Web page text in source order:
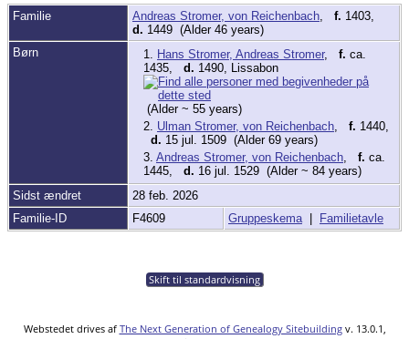
Familie Andreas Stromer, von Reichenbach f. 1403,
d. 1449 (Alder 46 years)
Børn
1. Hans Stromer, Andreas Stromer, f. ca.
1435, d. 1490, Lissabon
(Alder ~ 55 years)
2. Ulman Stromer, von Reichenbach f. 1440,
d. 15 jul. 1509 (Alder 69 years)
3. Andreas Stromer, von Reichenbach f. ca.
1445, d. 16 jul. 1529 (Alder ~ 84 years)
Sidst ændret
28 feb. 2026
Familie-ID
F4609 Gruppeskema | Familietavle
Skift til standardvisning
Webstedet drives af The Next Generation of Genealogy Sitebuildingv. 13.0.1,